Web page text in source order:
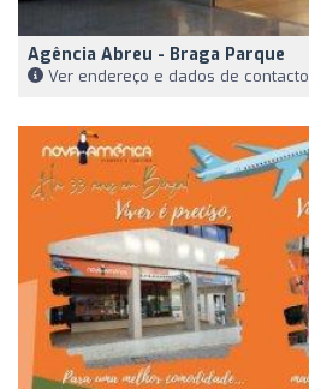
Agência Abreu - Braga Parque
Ver endereço e dados de contacto